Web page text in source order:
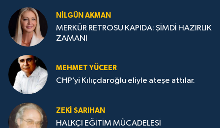
NILGÜN AKMAN
MERKÜR RETROSU KAPIDA: ŞİMDİ HAZIRLIK
ZAMANI
MEHMET YÜCEER
CHP’yi Kılıçdaroğlu eliyle ateşe attılar.
ZEKI SARIHAN
HALKÇI EĞİTİM MÜCADELESİ